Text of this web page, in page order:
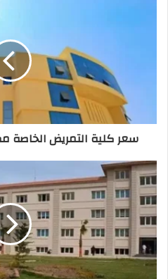
سعر كلية التمريض الخاصة مصر 2026 وطريقة